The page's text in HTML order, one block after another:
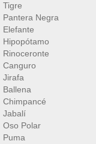
Tigre
Pantera Negra
Elefante
Hipopótamo
Rinoceronte
Canguro
Jirafa
Ballena
Chimpancé
Jabalí
Oso Polar
Puma